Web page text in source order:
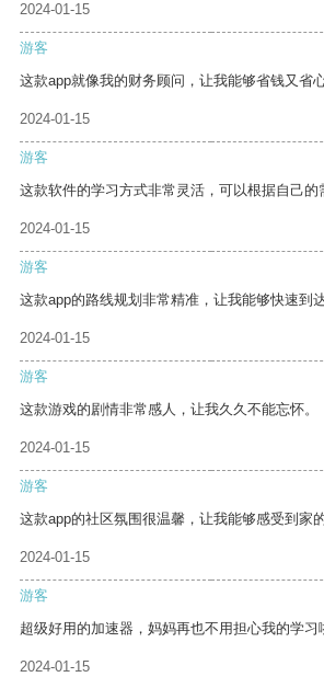
2024-01-15
游客
这款app就像我的财务顾问，让我能够省钱又省心
2024-01-15
游客
这款软件的学习方式非常灵活，可以根据自己的
2024-01-15
游客
这款app的路线规划非常精准，让我能够快速到
2024-01-15
游客
这款游戏的剧情非常感人，让我久久不能忘怀。
2024-01-15
游客
这款app的社区氛围很温馨，让我能够感受到家的
2024-01-15
游客
超级好用的加速器，妈妈再也不用担心我的学习
2024-01-15